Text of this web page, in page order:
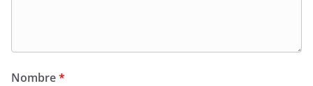
Nombre*